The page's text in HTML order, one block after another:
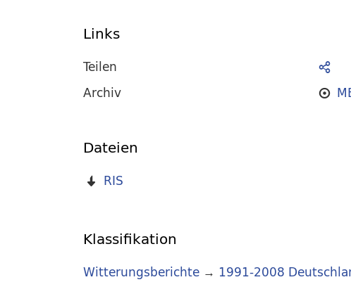
Links
Teilen
Archiv
Dateien
RIS
Klassifikation
Witterungsberichte → 1991-2008